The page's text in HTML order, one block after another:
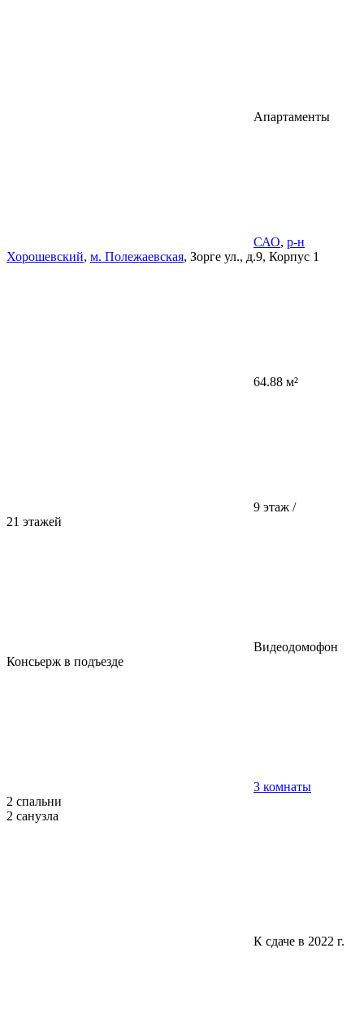
Апартаменты
САО, р-н
Хорошевский, м. Полежаевская, Зорге ул., д.9, Корпус 1
64.88 м²
9 этаж /
21 этажей
Видеодомофон
Консьерж в подъезде
3 комнаты
2 спальни
2 санузла
К сдаче в 2022 г.